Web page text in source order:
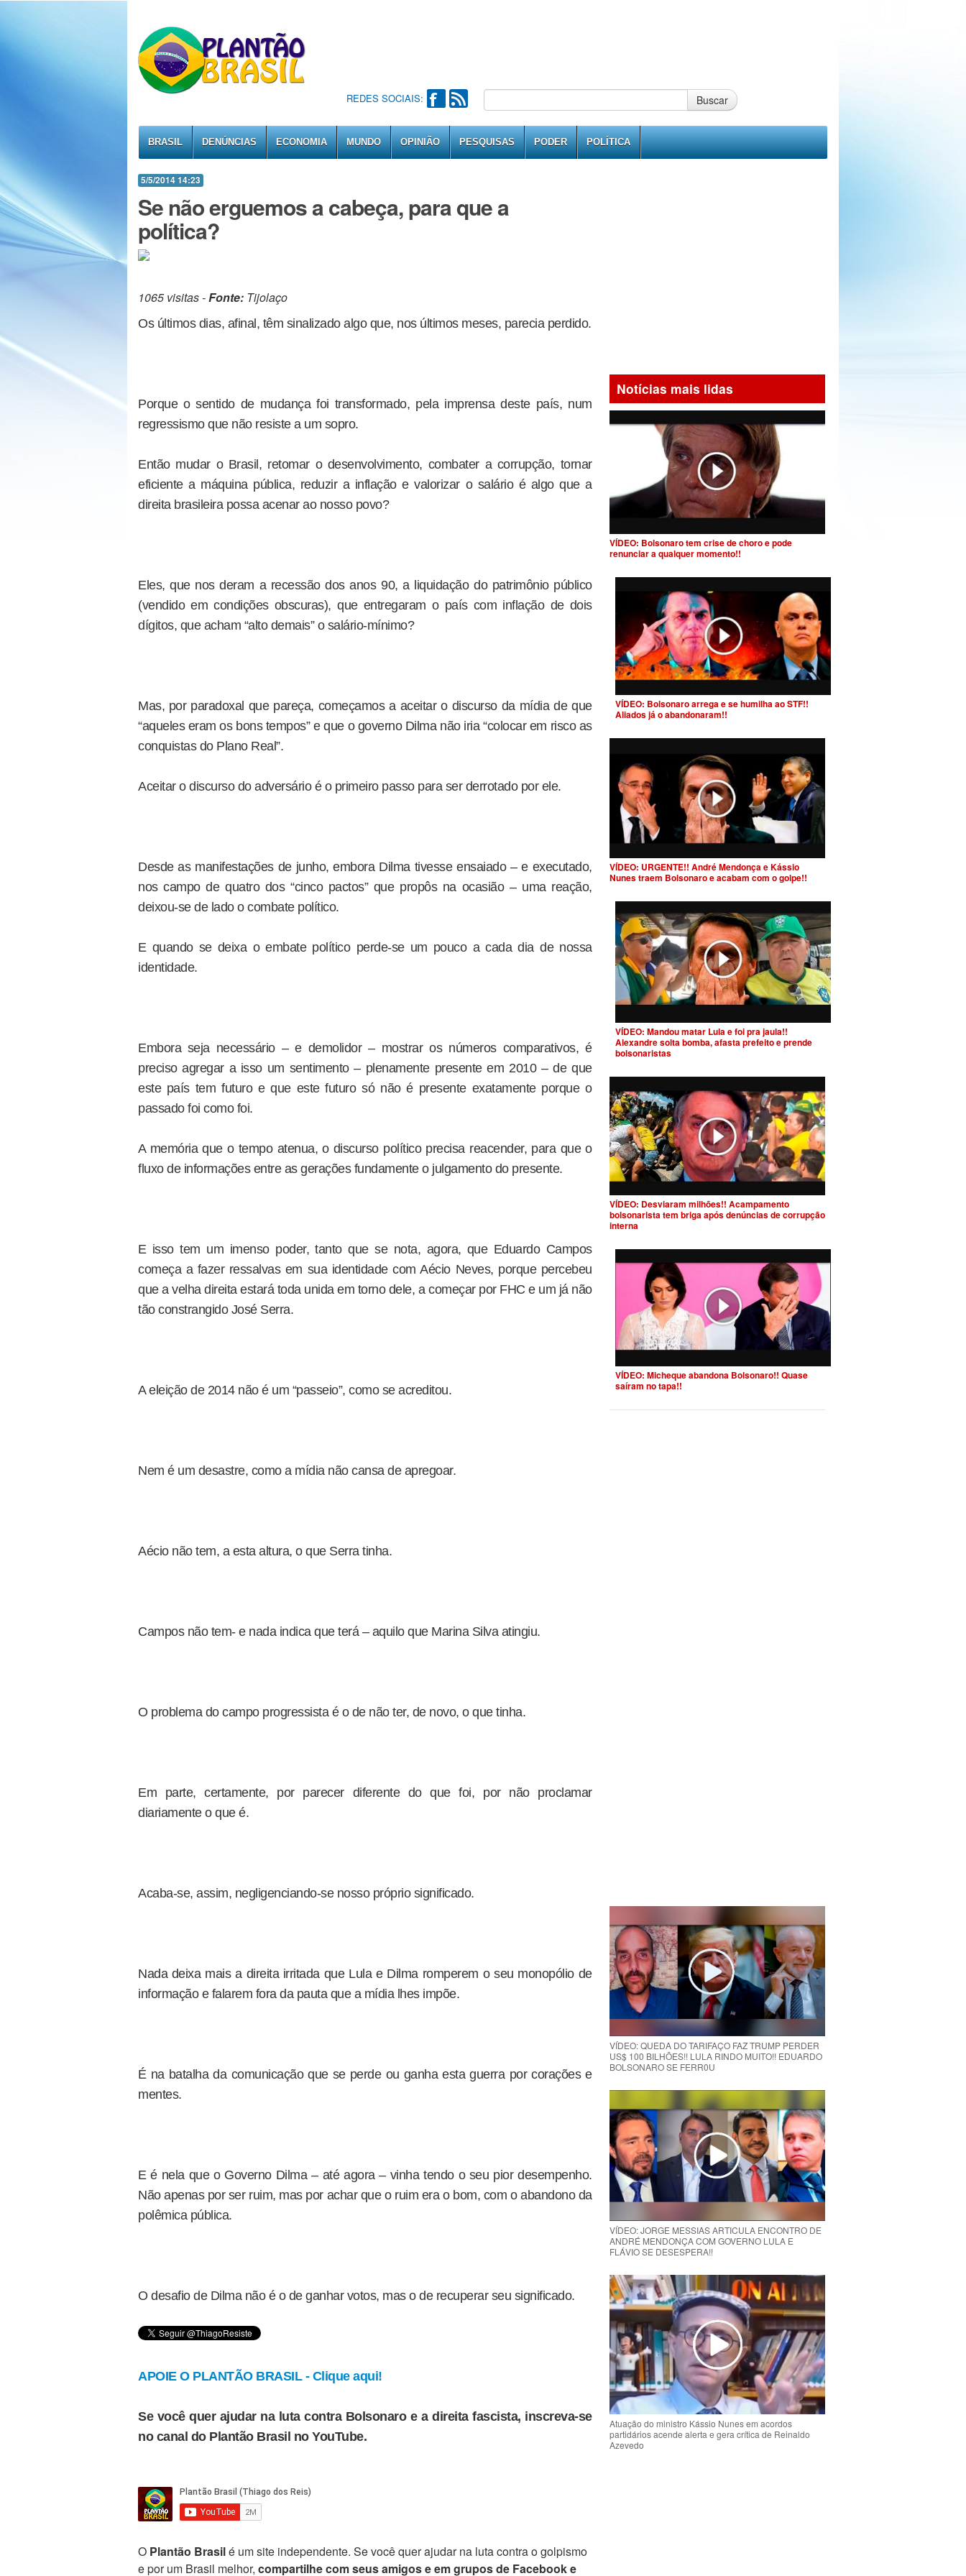
REDES SOCIAIS: Buscar
BRASIL DENÚNCIAS ECONOMIA MUNDO OPINIÃO PESQUISAS PODER POLÍTICA
5/5/2014 14:23
Se não erguemos a cabeça, para que a
política?
1065 visitas -Fonte: Tijolaço
Os últimos dias, afinal, têm sinalizado algo que, nos últimos meses, parecia perdido.
Porque o sentido de mudança foi transformado, pela imprensa deste país, num
regressismo que não resiste a um sopro.
Então mudar o Brasil, retomar o desenvolvimento, combater a corrupção, tornar
eficiente a máquina pública, reduzir a inflação e valorizar o salário é algo que a
direita brasileira possa acenar ao nosso povo?
Eles, que nos deram a recessão dos anos 90, a liquidação do patrimônio público
(vendido em condições obscuras), que entregaram o país com inflação de dois
dígitos, que acham “alto demais” o salário-mínimo?
Mas, por paradoxal que pareça, começamos a aceitar o discurso da mídia de que
“aqueles eram os bons tempos” e que o governo Dilma não iria “colocar em risco as
conquistas do Plano Real”.
Aceitar o discurso do adversário é o primeiro passo para ser derrotado por ele.
Desde as manifestações de junho, embora Dilma tivesse ensaiado – e executado,
nos campo de quatro dos “cinco pactos” que propôs na ocasião – uma reação,
deixou-se de lado o combate político.
E quando se deixa o embate político perde-se um pouco a cada dia de nossa
identidade.
Embora seja necessário – e demolidor – mostrar os números comparativos, é
preciso agregar a isso um sentimento – plenamente presente em 2010 – de que
este país tem futuro e que este futuro só não é presente exatamente porque o
passado foi como foi.
A memória que o tempo atenua, o discurso político precisa reacender, para que o
fluxo de informações entre as gerações fundamente o julgamento do presente.
E isso tem um imenso poder, tanto que se nota, agora, que Eduardo Campos
começa a fazer ressalvas em sua identidade com Aécio Neves, porque percebeu
que a velha direita estará toda unida em torno dele, a começar por FHC e um já não
tão constrangido José Serra.
A eleição de 2014 não é um “passeio”, como se acreditou.
Nem é um desastre, como a mídia não cansa de apregoar.
Aécio não tem, a esta altura, o que Serra tinha.
Campos não tem- e nada indica que terá – aquilo que Marina Silva atingiu.
O problema do campo progressista é o de não ter, de novo, o que tinha.
Em parte, certamente, por parecer diferente do que foi, por não proclamar
diariamente o que é.
Acaba-se, assim, negligenciando-se nosso próprio significado.
Nada deixa mais a direita irritada que Lula e Dilma romperem o seu monopólio de
informação e falarem fora da pauta que a mídia lhes impõe.
É na batalha da comunicação que se perde ou ganha esta guerra por corações e
mentes.
E é nela que o Governo Dilma – até agora – vinha tendo o seu pior desempenho.
Não apenas por ser ruim, mas por achar que o ruim era o bom, com o abandono da
polêmica pública.
O desafio de Dilma não é o de ganhar votos, mas o de recuperar seu significado.
APOIE O PLANTÃO BRASIL - Clique aqui!
Se você quer ajudar na luta contra Bolsonaro e a direita fascista, inscreva-se
no canal do Plantão Brasil no YouTube.
O Plantão Brasilé um site independente. Se você quer ajudar na luta contra o golpismo
e por um Brasil melhor, compartilhe com seus amigos e em grupos de Facebook e
Notícias mais lidas
VÍDEO: Bolsonaro tem crise de choro e pode
renunciar a qualquer momento!!
VÍDEO: Bolsonaro arrega e se humilha ao STF!!
Aliados já o abandonaram!!
VÍDEO: URGENTE!! André Mendonça e Kássio
Nunes traem Bolsonaro e acabam com o golpe!!
VÍDEO: Mandou matar Lula e foi pra jaula!!
Alexandre solta bomba, afasta prefeito e prende
bolsonaristas
VÍDEO: Desviaram milhões!! Acampamento
bolsonarista tem briga após denúncias de corrupção
interna
VÍDEO: Micheque abandona Bolsonaro!! Quase
saíram no tapa!!
VÍDEO: QUEDA DO TARIFAÇO FAZ TRUMP PERDER
US$ 100 BILHÕES!! LULA RINDO MUITO!! EDUARDO
BOLSONARO SE FERR0U
VÍDEO: JORGE MESSIAS ARTICULA ENCONTRO DE
ANDRÉ MENDONÇA COM GOVERNO LULA E
FLÁVIO SE DESESPERA!!
Atuação do ministro Kássio Nunes em acordos
partidários acende alerta e gera crítica de Reinaldo
Azevedo